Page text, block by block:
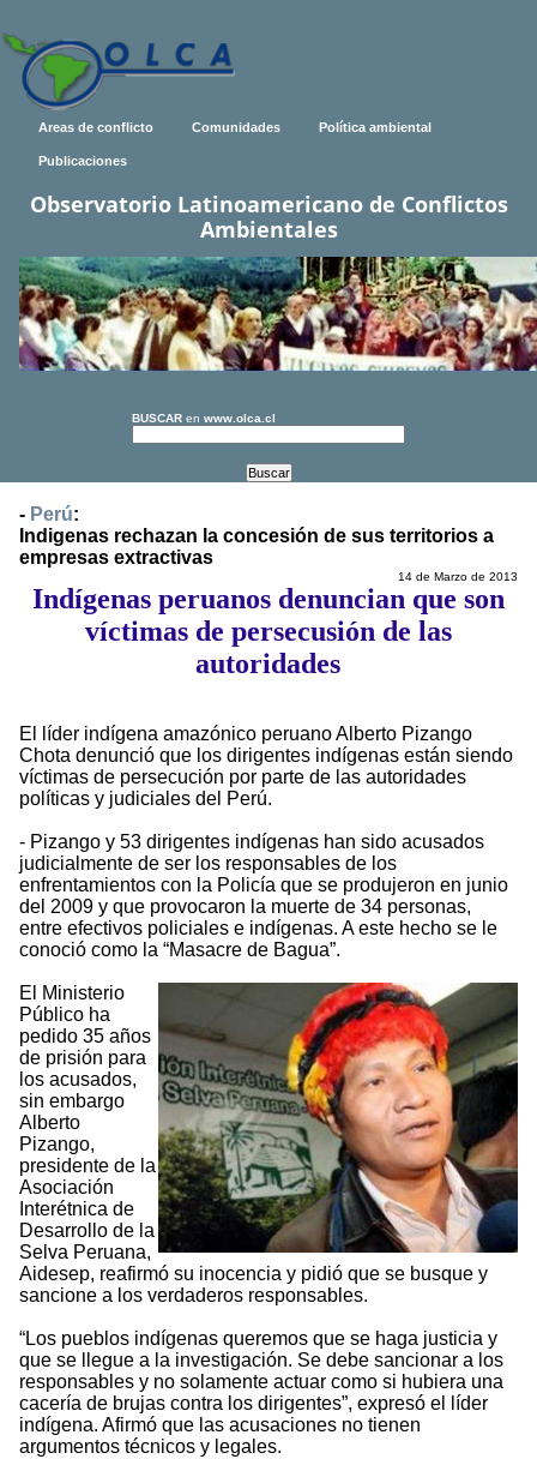
Areas de conflicto Comunidades Política ambiental
Publicaciones
Observatorio Latinoamericano de Conflictos
Ambientales
BUSCAR en www.olca.cl
- Perú:
Indigenas rechazan la concesión de sus territorios a
empresas extractivas
14 de Marzo de 2013
Indígenas peruanos denuncian que son
víctimas de persecusión de las
autoridades
El líder indígena amazónico peruano Alberto Pizango
Chota denunció que los dirigentes indígenas están siendo
víctimas de persecución por parte de las autoridades
políticas y judiciales del Perú.
- Pizango y 53 dirigentes indígenas han sido acusados
judicialmente de ser los responsables de los
enfrentamientos con la Policía que se produjeron en junio
del 2009 y que provocaron la muerte de 34 personas,
entre efectivos policiales e indígenas. A este hecho se le
conoció como la “Masacre de Bagua”.
El Ministerio
Público ha
pedido 35 años
de prisión para
los acusados,
sin embargo
Alberto
Pizango,
presidente de la
Asociación
Interétnica de
Desarrollo de la
Selva Peruana,
Aidesep, reafirmó su inocencia y pidió que se busque y
sancione a los verdaderos responsables.
“Los pueblos indígenas queremos que se haga justicia y
que se llegue a la investigación. Se debe sancionar a los
responsables y no solamente actuar como si hubiera una
cacería de brujas contra los dirigentes”, expresó el líder
indígena. Afirmó que las acusaciones no tienen
argumentos técnicos y legales.